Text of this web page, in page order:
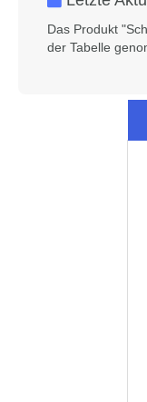
Das Produkt
der Tabelle